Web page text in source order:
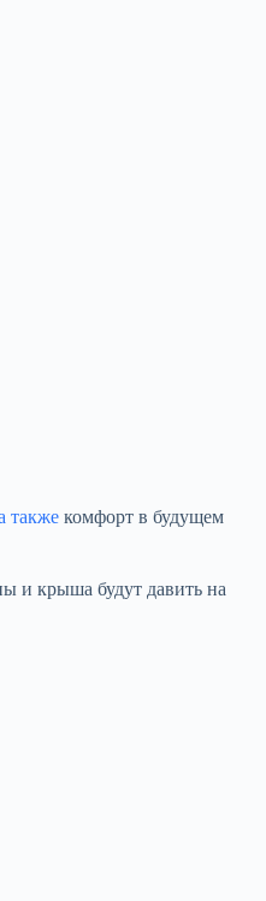
также комфорт в будущем
и крыша будут давить на